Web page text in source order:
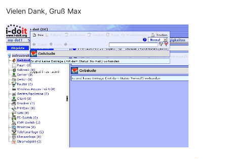
Vielen Dank, Gruß Max